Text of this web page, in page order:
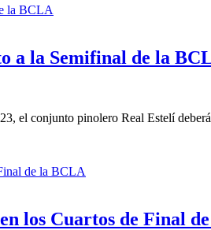
a la Semifinal de la
el conjunto pinolero Real Estelí
los Cuartos de Final